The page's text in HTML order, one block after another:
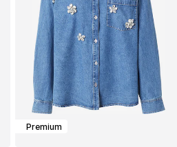
Premium